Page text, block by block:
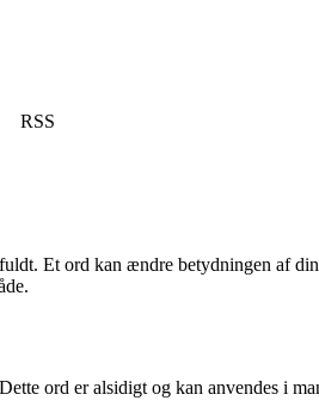
RSS
Et ord kan ændre betydningen af
ord er alsidigt og kan anvendes i